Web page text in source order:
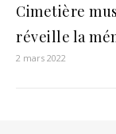
Cimetière
réveille la
2 mars 2022